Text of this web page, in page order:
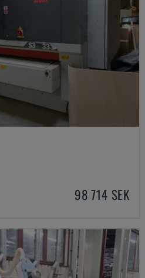
98 714 SEK